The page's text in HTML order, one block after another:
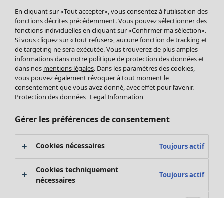
Leggings et collants
Accessoires
Chaussures
Vêtements de bain
Basics
Soldes Mobilier
Bonnes affaires déco
Décoration
Textiles
Tapis
Éponge
En cliquant sur «Tout accepter», vous consentez à l’utilisation des
fonctions décrites précédemment. Vous pouvez sélectionner des
fonctions individuelles en cliquant sur «Confirmer ma sélection».
Si vous cliquez sur «Tout refuser», aucune fonction de tracking et
de targeting ne sera exécutée. Vous trouverez de plus amples
informations dans notre politique de protection des données et
dans nos mentions légales. Dans les paramètres des cookies,
vous pouvez également révoquer à tout moment le
consentement que vous avez donné, avec effet pour l’avenir.
Protection des données Legal Information
Gérer les préférences de consentement
Cookies nécessaires Toujours actif
Cookies techniquement
nécessaires
Toujours actif